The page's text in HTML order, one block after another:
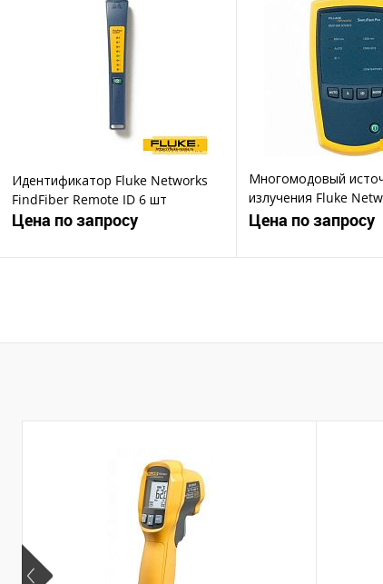
Купить в 1 клик
Купить в 1
В избранное
Идентификатор Fluke Networks
FindFiber Remote ID 6 шт
Цена по запросу
Многомодовый
излучения Fluke
SimpliFiber Pro
850/1300 Source
Цена по запросу